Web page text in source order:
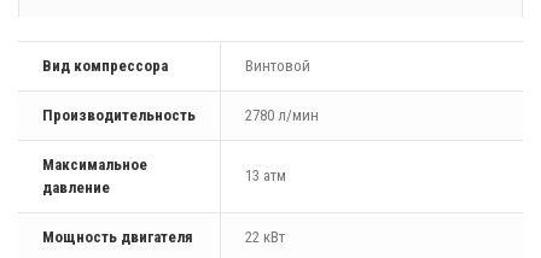
Вид компрессора Винтовой
Производительность 2780 л/мин
Максимальное
давление
13 атм
Мощность двигателя 22 кВт